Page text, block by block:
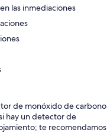
las inmediaciones
de monóxido de carbono
hay un detector de
te recomendamos